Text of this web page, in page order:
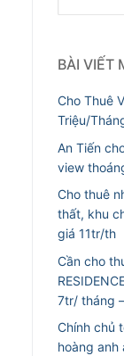
kiếm
BÀI VIẾT
Cho Thuê
Triệu/
An Tiến
view
Cho thuê
thất, khu
giá 11tr/th
Cần cho
7tr/ tháng
Chính chủ
hoàng